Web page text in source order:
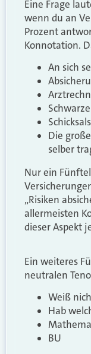
Eine Frage
wenn du an
Prozent
Konnotation.
An sich
Die
selber
Nur ein
„Risiken
allermeisten
dieser Aspekt
Ein weiteres
neutralen
Weiß
Hab
BU